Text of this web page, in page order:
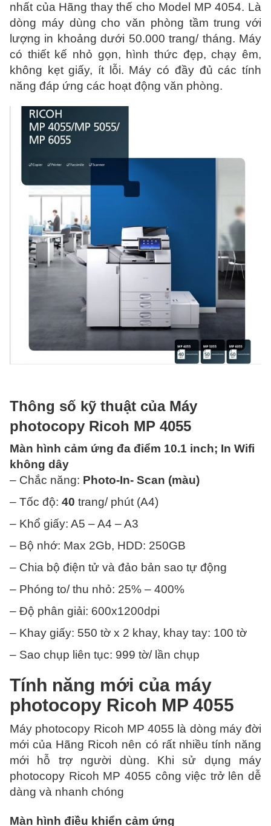
nhất của Hãng thay thế cho Model MP 4054. Là
dòng máy dùng cho văn phòng tầm trung với
lượng in khoảng dưới 50.000 trang/ tháng. Máy
có thiết kế nhỏ gọn, hình thức đẹp, chạy êm,
không kẹt giấy, ít lỗi. Máy có đầy đủ các tính
năng đáp ứng các hoạt động văn phòng.
Thông số kỹ thuật của Máy
photocopy Ricoh MP 4055
Màn hình cảm ứng đa điểm 10.1 inch; In Wifi
không dây
– Chắc năng: Photo-In- Scan (màu)
– Tốc độ: 40 trang/ phút (A4)
– Khổ giấy: A5 – A4 – A3
– Bộ nhớ: Max 2Gb, HDD: 250GB
– Chia bộ điện tử và đảo bản sao tự động
– Phóng to/ thu nhỏ: 25% – 400%
– Độ phân giải: 600x1200dpi
– Khay giấy: 550 tờ x 2 khay, khay tay: 100 tờ
– Sao chụp liên tục: 999 tờ/ lần chụp
Tính năng mới của máy
photocopy Ricoh MP 4055
Máy photocopy Ricoh MP 4055 là dòng máy đời
mới của Hãng Ricoh nên có rất nhiều tính năng
mới hỗ trợ người dùng. Khi sử dụng máy
photocopy Ricoh MP 4055 công việc trở lên dễ
dàng và nhanh chóng
Màn hình điều khiển cảm ứng